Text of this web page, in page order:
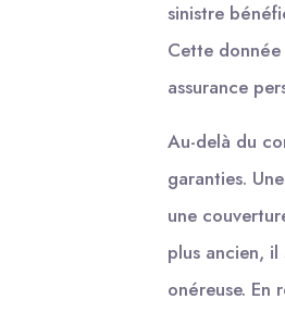
sinistre
Cette
assurance
Au-delà du
garanties.
une
plus ancien,
onéreuse. En